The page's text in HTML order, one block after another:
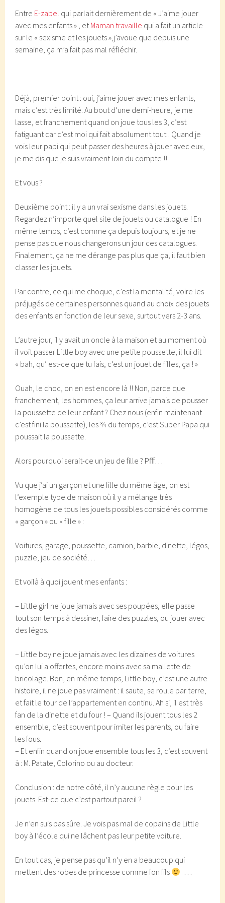
Entre E-zabel qui parlait dernièrement de « J’aime jouer
avec mes enfants » , etMaman travaille qui a fait un article
sur le « sexisme et les jouets »,j’avoue que depuis une
semaine, ça m’a fait pas mal réfléchir.
Déjà, premier point : oui, j’aime jouer avec mes enfants,
mais c’est très limité. Au bout d’une demi-heure, je me
lasse, et franchement quand on joue tous les 3, c’est
fatiguant car c’est moi qui fait absolument tout ! Quand je
vois leur papi qui peut passer des heures à jouer avec eux,
je me dis que je suis vraiment loin du compte !!
Et vous ?
Deuxième point : il y a un vrai sexisme dans les jouets.
Regardez n’importe quel site de jouets ou catalogue ! En
même temps, c’est comme ça depuis toujours, et je ne
pense pas que nous changerons un jour ces catalogues.
Finalement, ça ne me dérange pas plus que ça, il faut bien
classer les jouets.
Par contre, ce qui me choque, c’est la mentalité, voire les
préjugés de certaines personnes quand au choix des jouets
des enfants en fonction de leur sexe, surtout vers 2-3 ans.
L’autre jour, il y avait un oncle à la maison et au moment où
il voit passer Little boy avec une petite poussette, il lui dit
« bah, qu’ est-ce que tu fais, c’est un jouet de filles, ça ! »
Ouah, le choc, on en est encore là !! Non, parce que
franchement, les hommes, ça leur arrive jamais de pousser
la poussette de leur enfant ? Chez nous (enfin maintenant
c’est fini la poussette), les ¾ du temps, c’est Super Papa qui
poussait la poussette.
Alors pourquoi serait-ce un jeu de fille ? Pfff…
Vu que j’ai un garçon et une fille du même âge, on est
l’exemple type de maison où il y a mélange très
homogène de tous les jouets possibles considérés comme
« garçon » ou « fille » :
Voitures, garage, poussette, camion, barbie, dinette, légos,
puzzle, jeu de société…
Et voilà à quoi jouent mes enfants :
– Little girl ne joue jamais avec ses poupées, elle passe
tout son temps à dessiner, faire des puzzles, ou jouer avec
des légos.
– Little boy ne joue jamais avec les dizaines de voitures
qu’on lui a offertes, encore moins avec sa mallette de
bricolage. Bon, en même temps, Little boy, c’est une autre
histoire, il ne joue pas vraiment : il saute, se roule par terre,
et fait le tour de l’appartement en continu. Ah si, il est très
fan de la dinette et du four ! – Quand ils jouent tous les 2
ensemble, c’est souvent pour imiter les parents, ou faire
les fous.
– Et enfin quand on joue ensemble tous les 3, c’est souvent
à : M. Patate, Colorino ou au docteur.
Conclusion : de notre côté, il n’y aucune règle pour les
jouets. Est-ce que c’est partout pareil ?
Je n’en suis pas sûre. Je vois pas mal de copains de Little
boy à l’école qui ne lâchent pas leur petite voiture.
En tout cas, je pense pas qu’il n’y en a beaucoup qui
mettent des robes de princesse comme fon fils
…